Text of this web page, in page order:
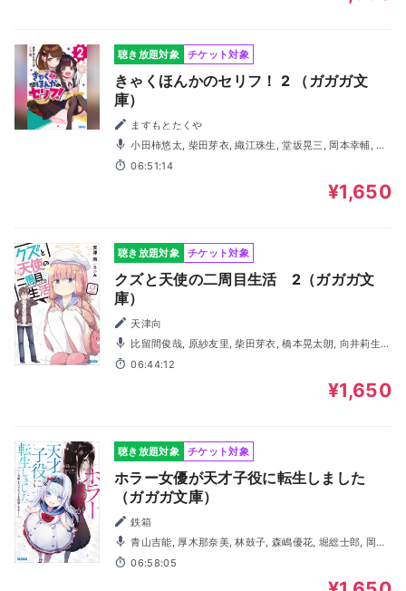
聴き放題対象 チケット対象
きゃくほんかのセリフ！ 2 （ガガガ文
庫）
ますもとたくや
小田柿悠太, 柴田芽衣, 織江珠生, 堂坂晃三, 岡本幸輔, 與
那覇拓樹, 大井麻利衣, 森嶋優花, 内野孝聡
06:51:14
¥1,650
聴き放題対象 チケット対象
クズと天使の二周目生活 2（ガガガ文
庫）
天津向
小林大紀, 田尻浩章, 森嶋優花, 芹澤優, 西山宏太朗
06:44:12
¥1,650
聴き放題対象 チケット対象
ホラー女優が天才子役に転生しました
（ガガガ文庫）
鉄箱
青山吉能, 厚木那奈美, 林鼓子, 森嶋優花, 堀総士郎, 岡本
幸輔, 森優子, 小林大紀, 若林佑, 白石兼斗, 古賀英里奈, 山本
真綺, 中村すみれ
06:58:05